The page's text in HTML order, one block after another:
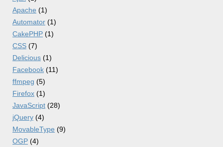
Apache (1)
Automator (1)
CakePHP (1)
CSS (7)
Delicious (1)
Facebook (11)
ffmpeg (5)
Firefox (1)
JavaScript (28)
jQuery (4)
MovableType (9)
OGP (4)